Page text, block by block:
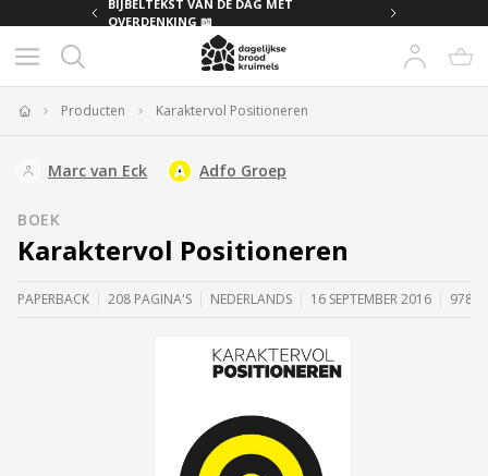
BIJBELTEKST VAN DE DAG MET
OVERDENKING 📖
Producten Karaktervol Positioneren
Marc van Eck Adfo Groep
BOEK
Karaktervol Positioneren
PAPERBACK 208 PAGINA'S NEDERLANDS 16 SEPTEMBER 2016